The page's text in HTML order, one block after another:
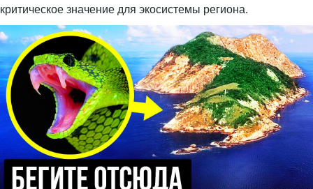
критическое значение для экосистемы региона.